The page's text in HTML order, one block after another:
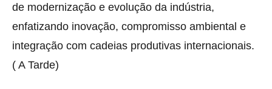
de modernização e evolução da indústria,
enfatizando inovação, compromisso ambiental e
integração com cadeias produtivas internacionais.
( A Tarde)